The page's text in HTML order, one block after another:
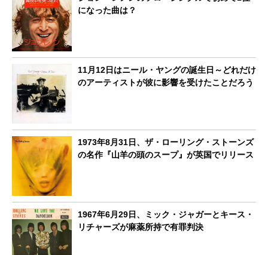
になった曲は？
11月12日はニール・ヤングの誕生日～どれだけ
のアーティストが彼に影響を受けたことだろう
1973年8月31日、ザ・ローリング・ストーンズ
の名作『山羊の頭のスープ』が英国でリリース
1967年6月29日、ミック・ジャガーとキース・
リチャーズが麻薬所持で有罪判決